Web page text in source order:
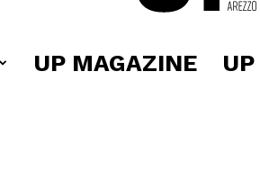
UP MAGAZINE